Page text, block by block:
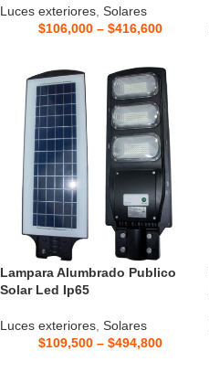
Luces exteriores Solares
$106,000 – $416,600
Lampara Alumbrado Publico
Solar Led Ip65
Luces exteriores Solares
$109,500 – $494,800